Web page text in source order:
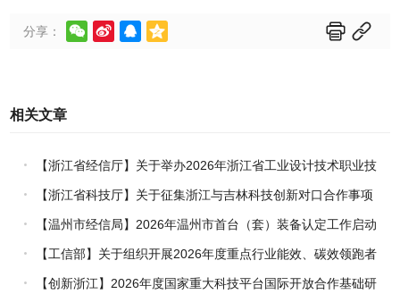
分享：      
相关文章
【浙江省经信厅】关于举办2026年浙江省工业设计技术职业技
能竞赛的通知
【浙江省科技厅】关于征集浙江与吉林科技创新对口合作事项
的通知【温州市经信局】2026年温州市首台（套）装备认定工作启动
【工信部】关于组织开展2026年度重点行业能效、碳效领跑者
企业推荐工作的通知
【创新浙江】2026年度国家重大科技平台国际开放合作基础研